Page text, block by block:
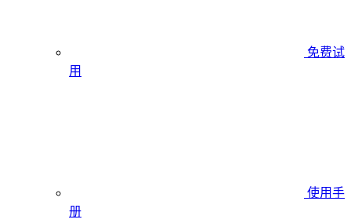
免费试
用
使用手
册